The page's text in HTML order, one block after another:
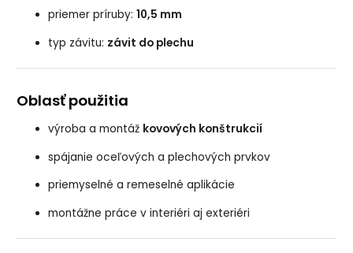
priemer príruby:10,5 mm
typ závitu: závit do plechu
Oblasť použitia
výroba a montáž kovových konštrukcií
spájanie oceľových a plechových prvkov
priemyselné a remeselné aplikácie
montážne práce v interiéri aj exteriéri